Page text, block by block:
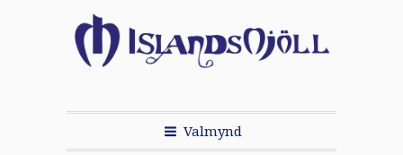
Valmynd